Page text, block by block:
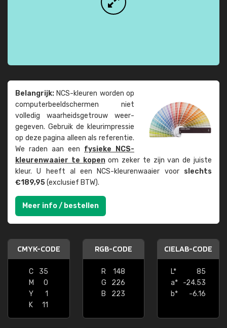
Belangrijk: NCS-kleuren worden op
computer­beeld­schermen niet
volledig waarheids­­getrouw weer­
gegeven. Gebruik de kleur­impressie
op deze pagina alleen als referentie.
We raden aan een fysieke NCS-
kleuren­waaier te kopenom zeker te zijn van de juiste
kleur. U heeft al een NCS-kleuren­waaier voor slechts
€189,95(exclusief BTW).
Meer info / bestellen
CMYK-CODE
C
35
M
0
Y
1
K
11
RGB-CODE
R
148
G
226
B
223
CIELAB-CODE
L*
85
a*
-24.53
b*
-6.16